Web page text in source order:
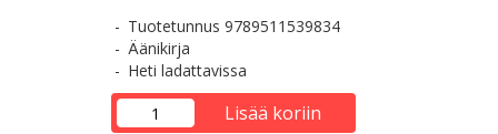
Tuotetunnus 9789511539834
Äänikirja
Heti ladattavissa
Lisää koriin